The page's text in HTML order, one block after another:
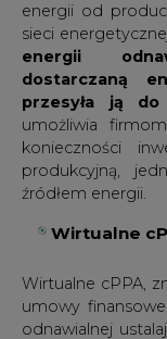
energii od
sieci
energii
dostarczaną
przesyła ją
umożliwia
konieczności
produkcyjną,
źródłem energii.
Wirtualne
Wirtualne cPPA,
umowy
odnawialnej